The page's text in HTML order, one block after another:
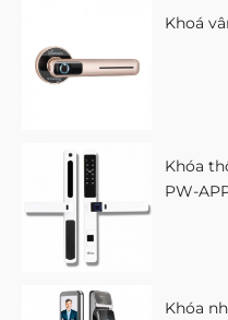
Khoá
Khóa
PW-
Khóa